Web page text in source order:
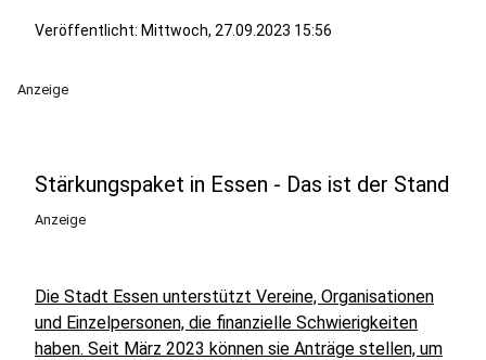
Veröffentlicht: Mittwoch, 27.09.2023 15:56
Anzeige
Stärkungspaket in Essen - Das ist der Stand
Anzeige
Die Stadt Essen unterstützt Vereine, Organisationen
und Einzelpersonen, die finanzielle Schwierigkeiten
haben. Seit März 2023 können sie Anträge stellen, um